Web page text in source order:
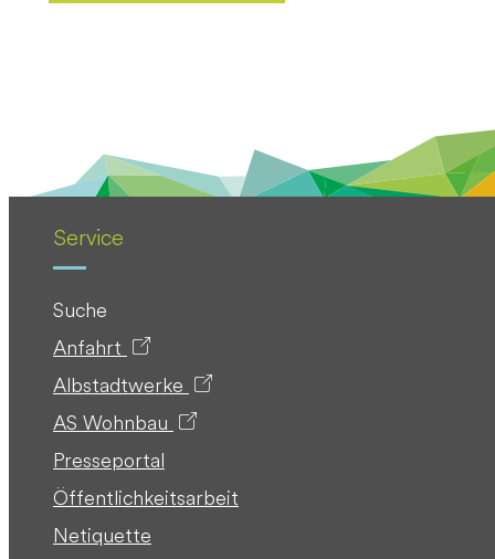
Service
Suche
Anfahrt
Albstadtwerke
AS Wohnbau
Presseportal
Öffentlichkeitsarbeit
Netiquette